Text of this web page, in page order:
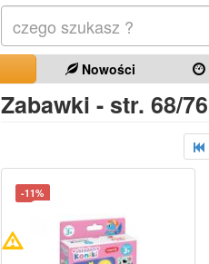
Nowości
Zabawki - str. 68/76
-11%